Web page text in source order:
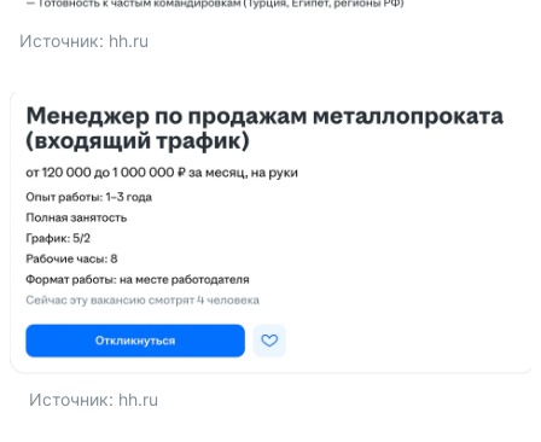
Источник: hh.ru
Источник: hh.ru